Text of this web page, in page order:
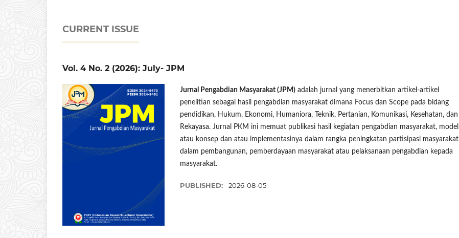
CURRENT ISSUE
Vol. 4 No. 2 (2026): July- JPM
Jurnal Pengabdian Masyarakat (JPM) adalah jurnal yang menerbitkan artikel-artikel
penelitian sebagai hasil pengabdian masyarakat dimana Focus dan Scope pada bidang
pendidikan, Hukum, Ekonomi, Humaniora, Teknik, Pertanian, Komunikasi, Kesehatan, dan
Rekayasa. Jurnal PKM ini memuat publikasi hasil kegiatan pengabdian masyarakat, model
atau konsep dan atau implementasinya dalam rangka peningkatan partisipasi masyarakat
dalam pembangunan, pemberdayaan masyarakat atau pelaksanaan pengabdian kepada
masyarakat.
PUBLISHED: 2026-08-05